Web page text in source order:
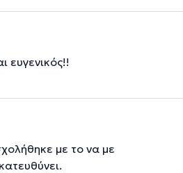
ευγενικός!!
με το να με